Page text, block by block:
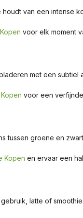
van een intense
voor elk moment
met een subtiel
voor een
tussen groene en
Kopen en ervaar een
latte of